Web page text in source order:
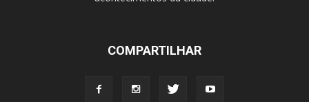
COMPARTILHAR